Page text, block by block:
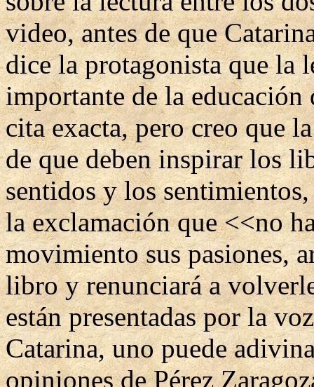
video, antes de que
dice la protagonista que la
importante de la
cita exacta, pero creo que
de que deben inspirar los
sentidos y los
la exclamación que <<no
movimiento sus pasiones,
libro y renunciará a
están presentadas por la
Catarina, uno puede
opiniones de Pérez